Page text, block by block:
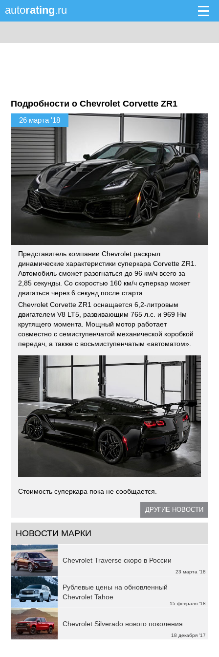
autorating.ru
Подробности о Chevrolet Corvette ZR1
26 марта '18
Представитель компании Chevrolet раскрыл
динамические характеристики суперкара Corvette ZR1.
Автомобиль сможет разогнаться до 96 км/ч всего за
2,85 секунды. Со скоростью 160 км/ч суперкар может
двигаться через 6 секунд после старта
Chevrolet Corvette ZR1 оснащается 6,2-литровым
двигателем V8 LT5, развивающим 765 л.с. и 969 Нм
крутящего момента. Мощный мотор работает
совместно с семиступенчатой механической коробкой
передач, а также с восьмиступенчатым «автоматом».
Стоимость суперкара пока не сообщается.
ДРУГИЕ НОВОСТИ
НОВОСТИ МАРКИ
23 марта '18
Chevrolet Traverse скоро в России
15 февраля '18
Рублевые цены на обновленный
Chevrolet Tahoe
18 декабря '17
Chevrolet Silverado нового поколения